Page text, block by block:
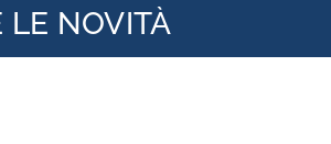
LE NOVITÀ